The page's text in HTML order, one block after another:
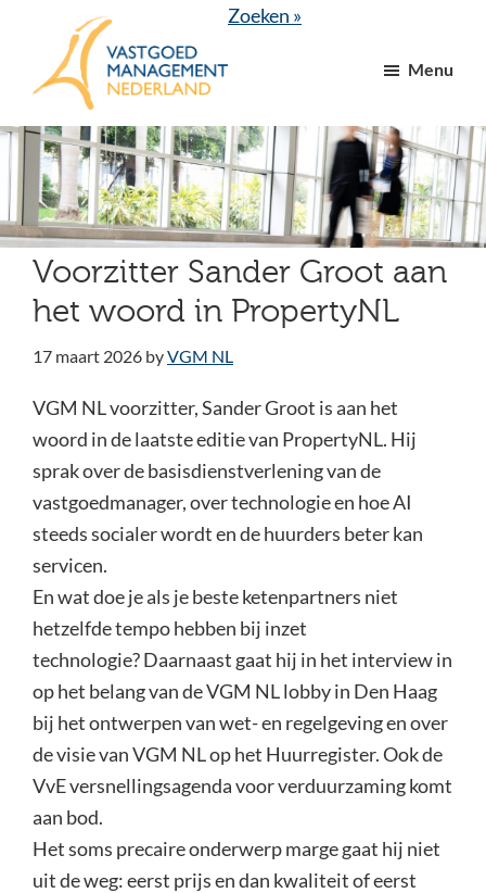
inhoud
VGM
NL
dé
branchevereniging
voor
vastgoed-
en
VvE
managers
Zoeken »
Menu
Voorzitter Sander Groot aan
het woord in PropertyNL
17 maart 2026 byVGM NL
VGM NL voorzitter, Sander Groot is aan het
woord in de laatste editie van PropertyNL. Hij
sprak over de basisdienstverlening van de
vastgoedmanager, over technologie en hoe AI
steeds socialer wordt en de huurders beter kan
servicen.
En wat doe je als je beste ketenpartners niet
hetzelfde tempo hebben bij inzet
technologie? Daarnaast gaat hij in het interview in
op het belang van de VGM NL lobby in Den Haag
bij het ontwerpen van wet- en regelgeving en over
de visie van VGM NL op het Huurregister. Ook de
VvE versnellingsagenda voor verduurzaming komt
aan bod.
Het soms precaire onderwerp marge gaat hij niet
uit de weg: eerst prijs en dan kwaliteit of eerst